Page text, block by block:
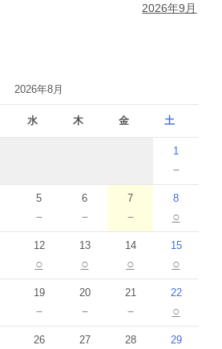
2026年9月
2026年8月
水 木 金 土
1
－
5
－
6
－
7
－
8
○
12
○
13
○
14
○
15
○
19
－
20
－
21
－
22
○
26 27 28 29